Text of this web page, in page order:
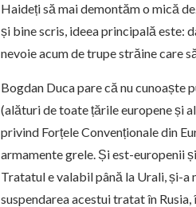
Haideți să mai demontăm o mică
și bine scris, ideea principală este:
nevoie acum de trupe străine care
Bogdan Duca pare că nu cunoaște
(alături de toate țările europene și
privind Forțele Convenționale din
armamente grele. Și est-europenii
Tratatul e valabil până la Urali, și-a
suspendarea acestui tratat în